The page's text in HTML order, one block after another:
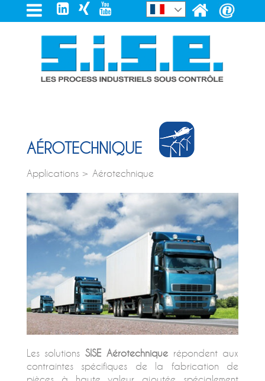
AÉROTECHNIQUE
Applications > Aérotechnique
Les solutionsSISE Aérotechnique répondent aux
contraintes spécifiques de la fabrication de